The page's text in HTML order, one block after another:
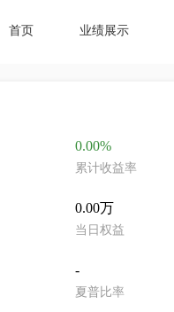
首页 业绩展示
0.00%
累计收益率
0.00万
当日权益
-
夏普比率